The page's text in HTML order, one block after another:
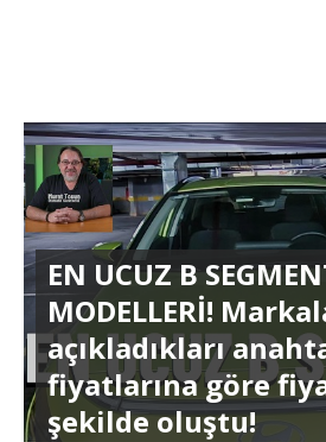
EN UCUZ B
MODELLERİ!
açıkladıkları
fiyatlarına göre
şekilde oluştu!